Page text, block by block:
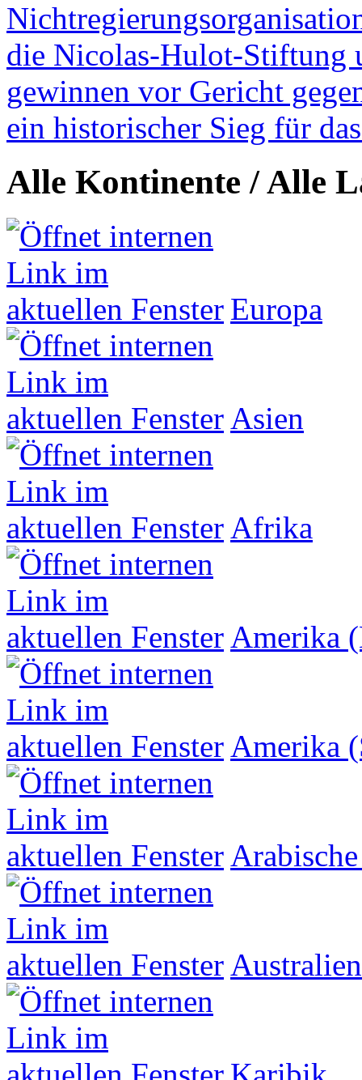
die Nicolas-Hulot-Stiftung
gewinnen vor Gericht
ein historischer Sieg für
Alle Kontinente / Alle
Europa
Asien
Afrika
Amerika
Amerika
Australien